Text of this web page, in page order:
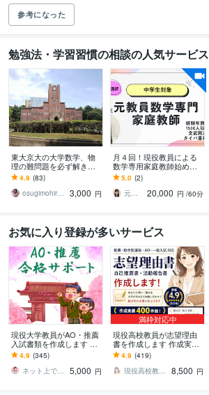
参考になった
勉強法・学習習慣の相談の人気サービス
東大京大の大学数学、物
理の難問題を必ず解きま
す 大学の数学物理化学で
分からない問題は私に見
せて下さい。
4.9 (83)
osugimohiroto
3,000 円
月４回！現役教員による
数学専用家庭教師始めま
す 現役教員がどこで躓い
てるのか理解し遡って分
かりやすく教えます
5.0 (2)
元教員のプロ数学教師エリ先生
20,000 円 /60分
お気に入り登録が多いサービス
現役大学教員がAO・推薦
入試書類を作成します 現
役大学教員による出願書
類対策で、他の出願者と
差をつけよう
4.9 (345)
ネット上でコンシェルジュ
5,000 円
満枠対応中
現役高校教員が志望理由
書を作成します 作成実績4
00件超！現役高校教員に
全てお任せください
4.9 (419)
現役高校教員shoko
8,500 円